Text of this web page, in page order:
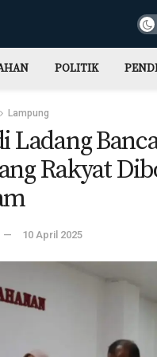
POLITIK
Lampung
Ladang
Rakyat
10 April 2025